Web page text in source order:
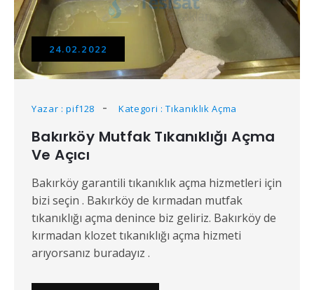
24.02.2022
Yazar : pif128 Kategori : Tıkanıklık Açma
Bakırköy Mutfak Tıkanıklığı Açma
Ve Açıcı
Bakırköy garantili tıkanıklık açma hizmetleri için
bizi seçin . Bakırköy de kırmadan mutfak
tıkanıklığı açma denince biz geliriz. Bakırköy de
kırmadan klozet tıkanıklığı açma hizmeti
arıyorsanız buradayız .